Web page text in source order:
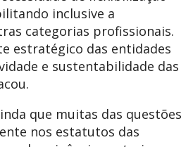
inclusive a
categorias profissionais.
estratégico das entidades
e sustentabilidade das
que muitas das questões
nos estatutos das